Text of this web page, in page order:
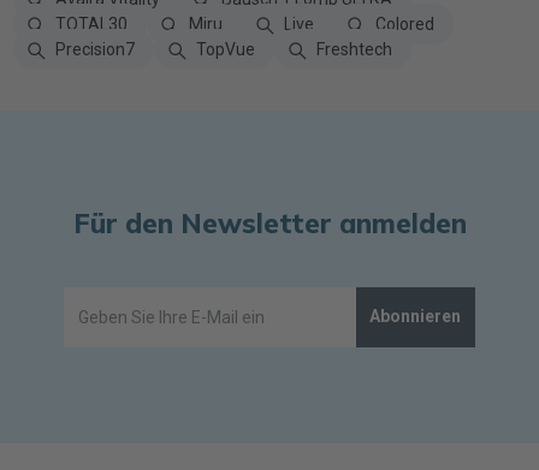
TOTAL30
Miru Live
Colored
Precision7
TopVue Freshtech
Für den Newsletter anmelden
Abonnieren